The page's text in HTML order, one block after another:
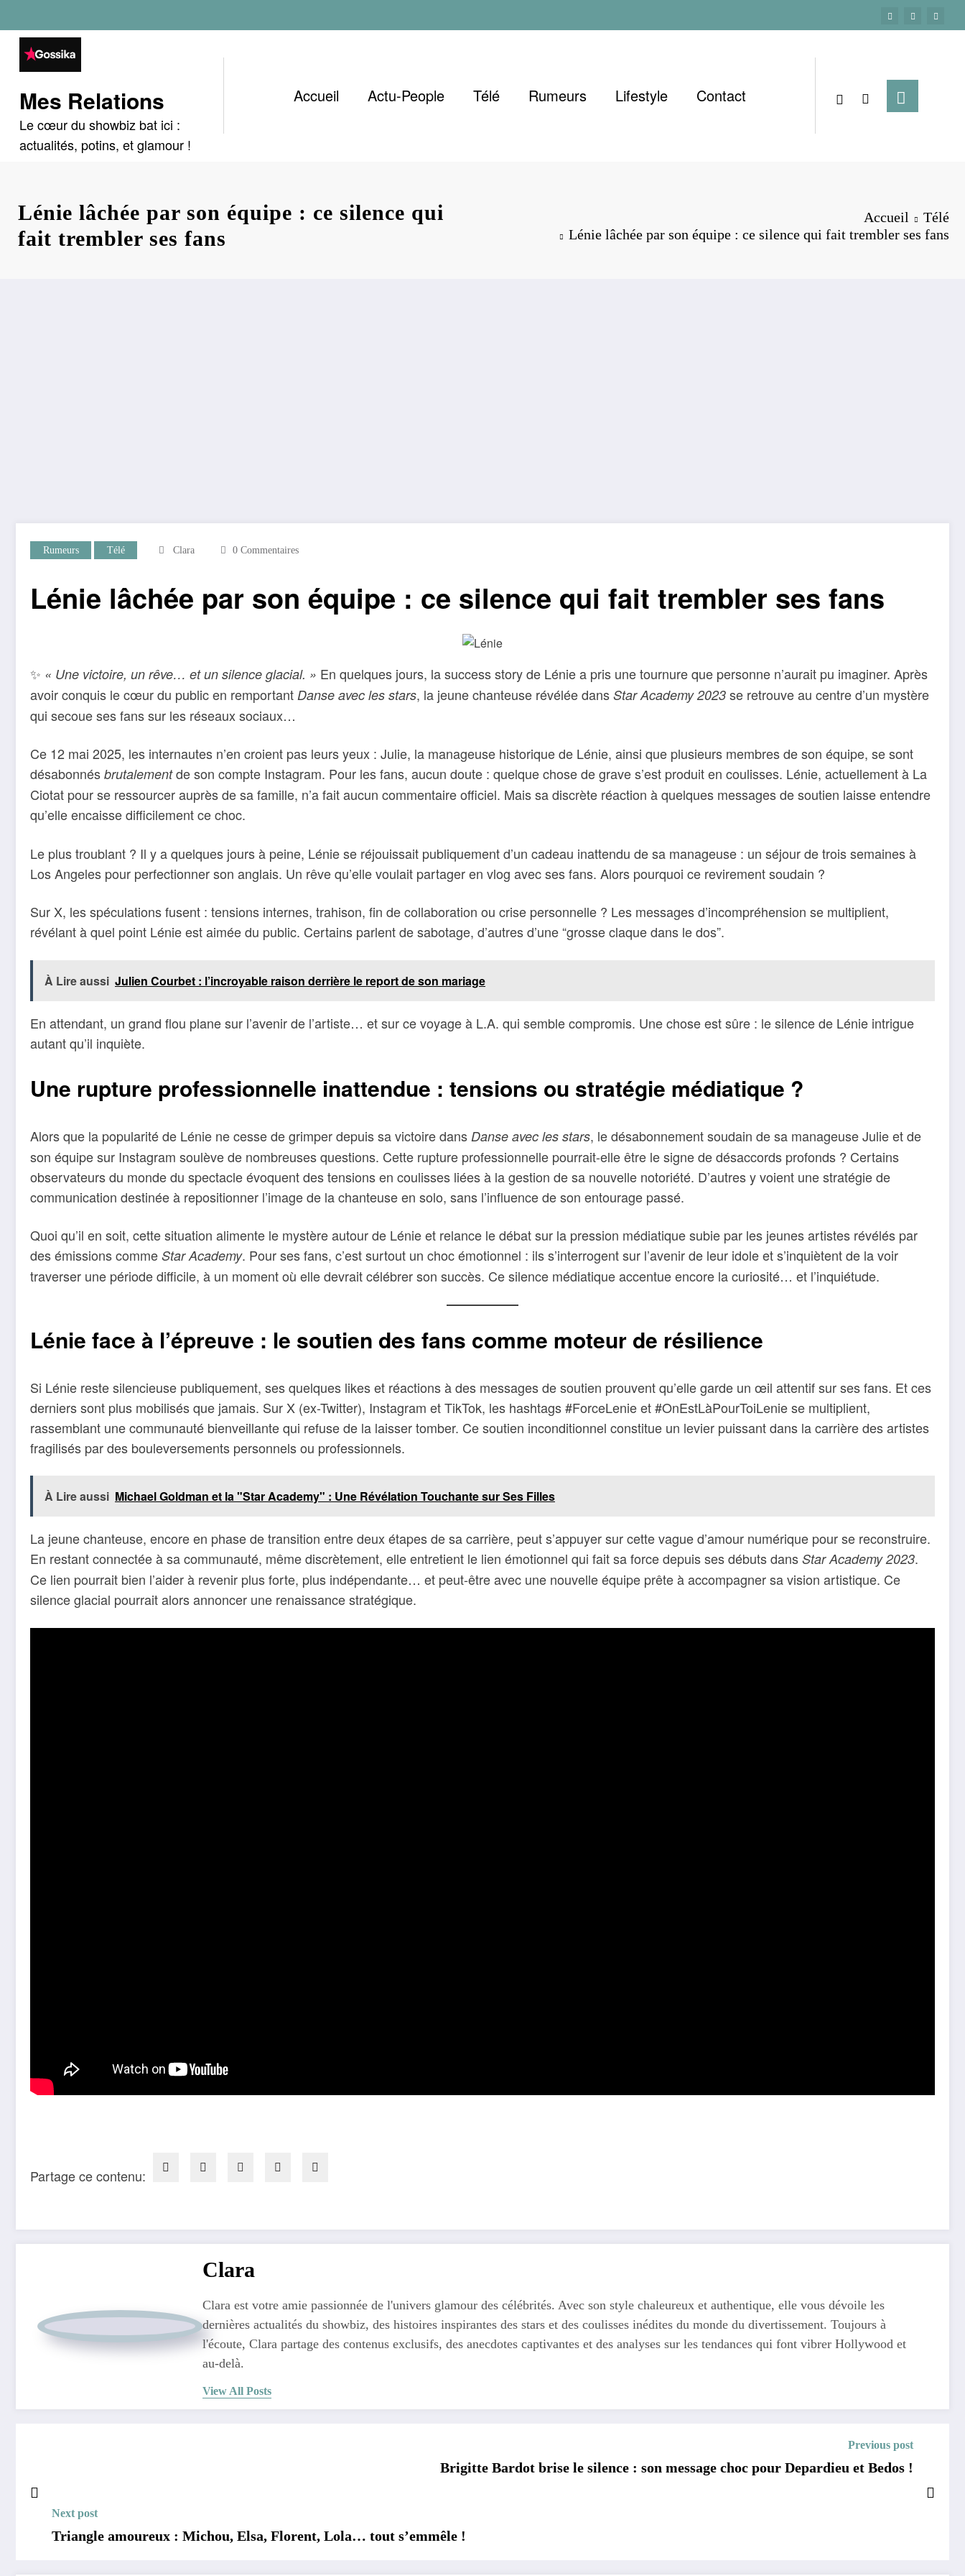
au
contenu
Mes Relations
Le cœur du showbiz bat ici :
actualités, potins, et glamour !
Accueil Actu-People Télé Rumeurs Lifestyle Contact
Lénie lâchée par son équipe : ce silence qui
fait trembler ses fans
Accueil
Télé
Lénie lâchée par son équipe : ce silence qui fait trembler ses fans
Rumeurs Télé Clara 0 Commentaires
Lénie lâchée par son équipe : ce silence qui fait trembler ses fans
✨ « Une victoire, un rêve… et un silence glacial. » En quelques jours, la success story de Lénie a pris une tournure que personne n’aurait pu imaginer. Après
avoir conquis le cœur du public en remportant Danse avec les stars, la jeune chanteuse révélée dans Star Academy 2023 se retrouve au centre d’un mystère
qui secoue ses fans sur les réseaux sociaux…
Ce 12 mai 2025, les internautes n’en croient pas leurs yeux : Julie, la manageuse historique de Lénie, ainsi que plusieurs membres de son équipe, se sont
désabonnés brutalementde son compte Instagram. Pour les fans, aucun doute : quelque chose de grave s’est produit en coulisses. Lénie, actuellement à La
Ciotat pour se ressourcer auprès de sa famille, n’a fait aucun commentaire officiel. Mais sa discrète réaction à quelques messages de soutien laisse entendre
qu’elle encaisse difficilement ce choc.
Le plus troublant ? Il y a quelques jours à peine, Lénie se réjouissait publiquement d’un cadeau inattendu de sa manageuse : un séjour de trois semaines à
Los Angeles pour perfectionner son anglais. Un rêve qu’elle voulait partager en vlog avec ses fans. Alors pourquoi ce revirement soudain ?
Sur X, les spéculations fusent : tensions internes, trahison, fin de collaboration ou crise personnelle ? Les messages d’incompréhension se multiplient,
révélant à quel point Lénie est aimée du public. Certains parlent de sabotage, d’autres d’une “grosse claque dans le dos”.
À Lire aussi Julien Courbet : l’incroyable raison derrière le report de son mariage
En attendant, un grand flou plane sur l’avenir de l’artiste… et sur ce voyage à L.A. qui semble compromis. Une chose est sûre : le silence de Lénie intrigue
autant qu’il inquiète.
Une rupture professionnelle inattendue : tensions ou stratégie médiatique ?
Alors que la popularité de Lénie ne cesse de grimper depuis sa victoire dans Danse avec les stars, le désabonnement soudain de sa manageuse Julie et de
son équipe sur Instagram soulève de nombreuses questions. Cette rupture professionnelle pourrait-elle être le signe de désaccords profonds ? Certains
observateurs du monde du spectacle évoquent des tensions en coulisses liées à la gestion de sa nouvelle notoriété. D’autres y voient une stratégie de
communication destinée à repositionner l’image de la chanteuse en solo, sans l’influence de son entourage passé.
Quoi qu’il en soit, cette situation alimente le mystère autour de Lénie et relance le débat sur la pression médiatique subie par les jeunes artistes révélés par
des émissions comme Star Academy. Pour ses fans, c’est surtout un choc émotionnel : ils s’interrogent sur l’avenir de leur idole et s’inquiètent de la voir
traverser une période difficile, à un moment où elle devrait célébrer son succès. Ce silence médiatique accentue encore la curiosité… et l’inquiétude.
Lénie face à l’épreuve : le soutien des fans comme moteur de résilience
Si Lénie reste silencieuse publiquement, ses quelques likes et réactions à des messages de soutien prouvent qu’elle garde un œil attentif sur ses fans. Et ces
derniers sont plus mobilisés que jamais. Sur X (ex-Twitter), Instagram et TikTok, les hashtags #ForceLenie et #OnEstLàPourToiLenie se multiplient,
rassemblant une communauté bienveillante qui refuse de la laisser tomber. Ce soutien inconditionnel constitue un levier puissant dans la carrière des artistes
fragilisés par des bouleversements personnels ou professionnels.
À Lire aussi Michael Goldman et la "Star Academy" : Une Révélation Touchante sur Ses Filles
La jeune chanteuse, encore en phase de transition entre deux étapes de sa carrière, peut s’appuyer sur cette vague d’amour numérique pour se reconstruire.
En restant connectée à sa communauté, même discrètement, elle entretient le lien émotionnel qui fait sa force depuis ses débuts dans Star Academy 2023.
Ce lien pourrait bien l’aider à revenir plus forte, plus indépendante… et peut-être avec une nouvelle équipe prête à accompagner sa vision artistique. Ce
silence glacial pourrait alors annoncer une renaissance stratégique.
Partage ce contenu:
Clara
Clara est votre amie passionnée de l'univers glamour des célébrités. Avec son style chaleureux et authentique, elle vous dévoile les
dernières actualités du showbiz, des histoires inspirantes des stars et des coulisses inédites du monde du divertissement. Toujours à
l'écoute, Clara partage des contenus exclusifs, des anecdotes captivantes et des analyses sur les tendances qui font vibrer Hollywood et
au-delà.
View All Posts
Previous post
Brigitte Bardot brise le silence : son message choc pour Depardieu et Bedos !
Next post
Triangle amoureux : Michou, Elsa, Florent, Lola… tout s’emmêle !